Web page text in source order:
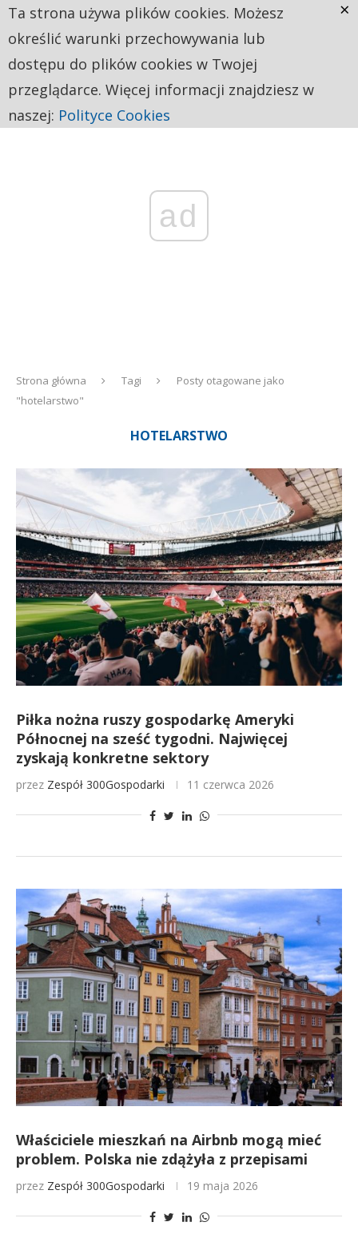
ad
Strona główna Tagi
Posty otagowane jako
"hotelarstwo"
HOTELARSTWO
Piłka nożna ruszy gospodarkę Ameryki
Północnej na sześć tygodni. Najwięcej
zyskają konkretne sektory
przez Zespół 300Gospodarki 11 czerwca 2026
Właściciele mieszkań na Airbnb mogą mieć
problem. Polska nie zdążyła z przepisami
przez Zespół 300Gospodarki 19 maja 2026
Ta strona używa plików cookies. Możesz
określić warunki przechowywania lub
dostępu do plików cookies w Twojej
przeglądarce. Więcej informacji znajdziesz w
naszej: Polityce Cookies
×